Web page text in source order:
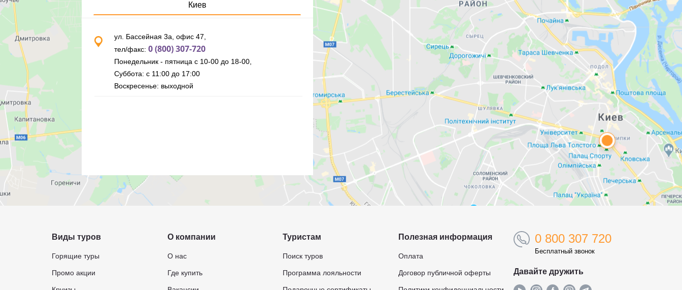
Киев
ул. Бассейная 3а, офис 47,
тел/факс: 0 (800) 307-720
Понедельник - пятница с 10-00 до 18-00,
Суббота: с 11:00 до 17:00
Воскресенье: выходной
Виды туров
Горящие туры
Промо акции
О компании
О нас
Где купить
Туристам
Поиск туров
Программа лояльности
Полезная информация
Оплата
Договор публичной оферты
0 800 307 720
Бесплатный звонок
Давайте дружить